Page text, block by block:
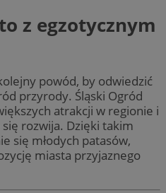
z egzotycznym
powód, by odwiedzić
przyrody. Śląski Ogród
atrakcji w regionie i
rozwija. Dzięki takim
się młodych patasów,
miasta przyjaznego